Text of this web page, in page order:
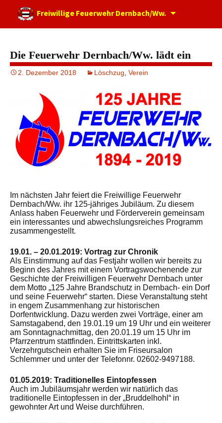
Freiwillige Feuerwehr Dernbach/Ww.
Die Feuerwehr Dernbach/Ww. lädt ein
2. Dezember 2018 Löschzug Verein
Im nächsten Jahr feiert die Freiwillige Feuerwehr
Dernbach/Ww. ihr 125-jähriges Jubiläum. Zu diesem
Anlass haben Feuerwehr und Förderverein gemeinsam
ein interessantes und abwechslungsreiches Programm
zusammengestellt.
19.01. – 20.01.2019: Vortrag zur Chronik
Als Einstimmung auf das Festjahr wollen wir bereits zu
Beginn des Jahres mit einem Vortragswochenende zur
Geschichte der Freiwilligen Feuerwehr Dernbach unter
dem Motto „125 Jahre Brandschutz in Dernbach- ein Dorf
und seine Feuerwehr“ starten. Diese Veranstaltung steht
in engem Zusammenhang zur historischen
Dorfentwicklung. Dazu werden zwei Vorträge, einer am
Samstagabend, den 19.01.19 um 19 Uhr und ein weiterer
am Sonntagnachmittag, den 20.01.19 um 15 Uhr im
Pfarrzentrum stattfinden. Eintrittskarten inkl.
Verzehrgutschein erhalten Sie im Friseursalon
Schlemmer und unter der Telefonnr. 02602-9497188.
01.05.2019: Traditionelles Eintopfessen
Auch im Jubiläumsjahr werden wir natürlich das
traditionelle Eintopfessen in der „Bruddelhohl“ in
gewohnter Art und Weise durchführen.